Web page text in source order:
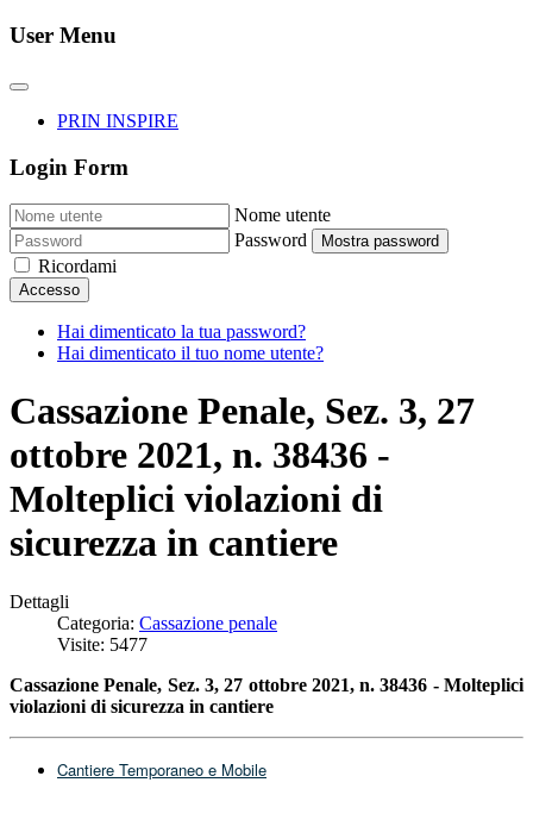
User Menu
PRIN INSPIRE
Login Form
Nome utente
Password
Mostra password
Ricordami
Accesso
Hai dimenticato la tua password?
Hai dimenticato il tuo nome utente?
Cassazione Penale, Sez. 3, 27
ottobre 2021, n. 38436 -
Molteplici violazioni di
sicurezza in cantiere
Dettagli
Categoria: Cassazione penale
Visite: 5477
Cassazione Penale, Sez. 3, 27 ottobre 2021, n. 38436 - Molteplici
violazioni di sicurezza in cantiere
Cantiere Temporaneo e Mobile